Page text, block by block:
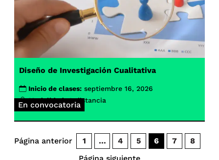
En convocatoria
Diseño de Investigación Cualitativa
Inicio de clases: septiembre 16, 2026
Modalidad: A distancia
Página anterior 1 … 4 5 6 7
8